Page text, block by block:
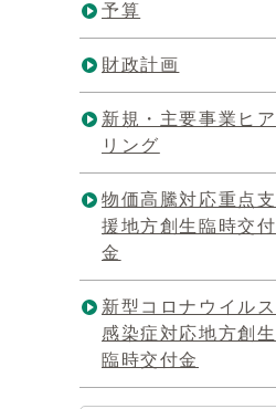
予算
財政計画
新規・主要事業ヒア
リング
物価高騰対応重点支
援地方創生臨時交付
金
新型コロナウイルス
感染症対応地方創生
臨時交付金